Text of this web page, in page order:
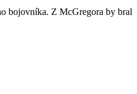
bojovníka. Z McGregora by bral